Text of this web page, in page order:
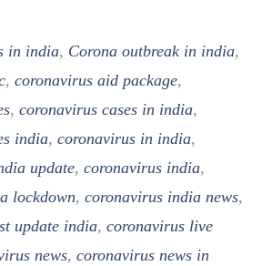
in india, Corona outbreak in india,
, coronavirus aid package,
, coronavirus cases in india,
india, coronavirus in india,
update, coronavirus india,
lockdown, coronavirus india news,
update india, coronavirus live
news, coronavirus news in